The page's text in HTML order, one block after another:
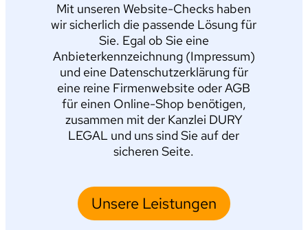
Mit unseren Website-Checks haben
wir sicherlich die passende Lösung für
Sie. Egal ob Sie eine
Anbieterkennzeichnung (Impressum)
und eine Datenschutzerklärung für
eine reine Firmenwebsite oder AGB
für einen Online-Shop benötigen,
zusammen mit der Kanzlei DURY
LEGAL und uns sind Sie auf der
sicheren Seite.
Unsere Leistungen